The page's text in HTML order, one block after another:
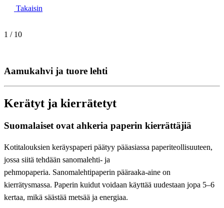
Takaisin
1 / 10
Aamukahvi ja tuore lehti
Kerätyt ja kierrätetyt
Suomalaiset ovat ahkeria paperin kierrättäjiä
Kotitalouksien keräyspaperi päätyy pääasiassa paperiteollisuuteen,
jossa siitä tehdään sanomalehti- ja
pehmopaperia. Sanomalehtipaperin pääraaka-aine on
kierrätysmassa. Paperin kuidut voidaan käyttää uudestaan jopa 5–6
kertaa, mikä säästää metsää ja energiaa.